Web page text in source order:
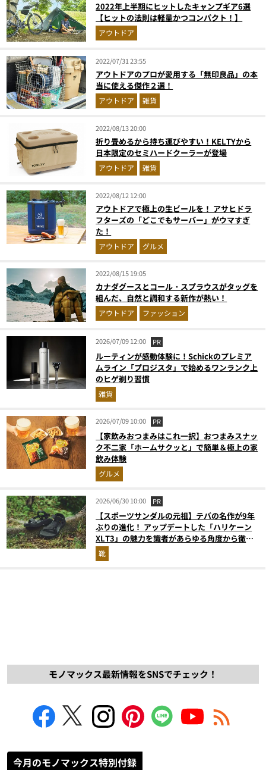
2022年上半期にヒットしたキャンプギア6選
【ヒットの法則は軽量かつコンパクト！】
アウトドア
2022/07/31 23:55
アウトドアのプロが愛用する「無印良品」の本
当に使える傑作２選！
アウトドア 雑貨
2022/08/13 20:00
折り畳めるから持ち運びやすい！KELTYから
日本限定のセミハードクーラーが登場
アウトドア 雑貨
2022/08/12 12:00
アウトドアで極上の生ビールを！ アサヒドラ
フターズの「どこでもサーバー」がウマすぎ
た！
アウトドア グルメ
2022/08/15 19:05
カナダグースとコール・スプラウスがタッグを
組んだ、自然と調和する新作が熱い！
アウトドア ファッション
2026/07/09 12:00 PR
ルーティンが感動体験に！Schickのプレミア
ムライン「プロジスタ」で始めるワンランク上
のヒゲ剃り習慣
雑貨
2026/07/09 10:00 PR
【家飲みおつまみはこれ一択】おつまみスナッ
ク不二家「ホームサクッと」で簡単＆極上の家
飲み体験
グルメ
2026/06/30 10:00 PR
【スポーツサンダルの元祖】テバの名作が9年
ぶりの進化！ アップデートした「ハリケーン
XLT3」の魅力を識者があらゆる角度から徹底
解説！
靴
モノマックス最新情報をSNSでチェック！
今月のモノマックス特別付録